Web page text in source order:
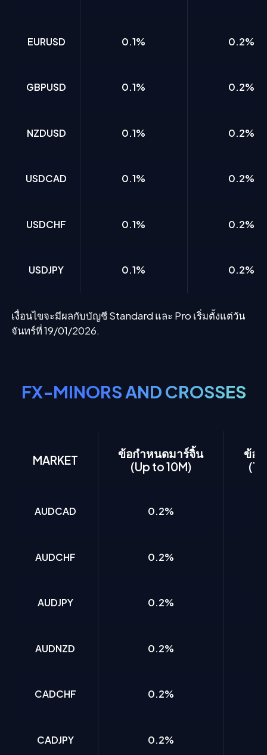
EURUSD
GBPUSD
NZDUSD
USDCAD
USDCHF
USDJPY
0.1%
0.1%
0.1%
0.1%
0.1%
0.1%
0.2%
0.2%
0.2%
0.2%
0.2%
0.2%
เงื่อนไขจะมีผลกับบัญชี Standard และ Pro เริ่มตั้งแต่วัน
จันทร์ที่ 19/01/2026.
FX-MINORS AND CROSSES
MARKET
AUDCAD
AUDCHF
AUDJPY
AUDNZD
CADCHF
CADJPY
ข้อกำหนดมาร์จิ้น
(Up to 10M)
0.2%
0.2%
0.2%
0.2%
0.2%
0.2%
ข้อ